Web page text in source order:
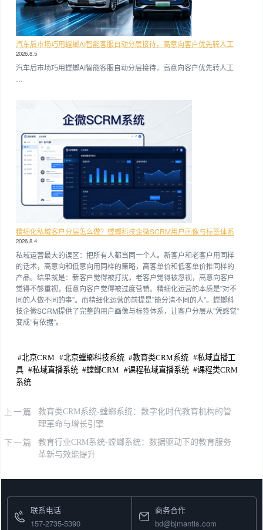
汽车后市场巧用螳螂AI智能客服自动分层接待，高意向客户优先转人工
2026.8.5
汽车后市场巧用螳螂AI智能客服自动分层接待，高意向客户优先转人工
精细化私域客户分层怎么做？螳螂科技企微SCRM用户画像与标签体系
2026.8.4
私域运营最大的误区：把所有人都当同一个人。新客户和老客户用同样
的话术，高意向和低意向用同样的策略，高客单价和低客单价推同样的
产品。结果就是：新客户觉得被打扰，老客户觉得被忽视，高意向客户
觉得不够重视，低意向客户觉得被过度营销。精细化运营的本质是”对不
同的人做不同的事”。而精细化运营的前提是”能分清不同的人”。螳螂科
技企微SCRM提供了完整的用户画像与标签体系，让客户分层从”凭感觉”
变成”有依据”。
#北京CRM #北京螳螂科技系统 #教育类CRM系统 #私域直播工
具 #私域直播系统 #螳螂CRM #课程私域直播系统 #课程类CRM
系统
上一篇
教育类CRM系统-螳螂系统：数字化时代教育机构的管
理革命与增长引擎
下一篇
教育行业CRM系统-螳螂系统：数据驱动下的教育服务
革新与效能提升
联系电话
157-2735-5390
商务合作
bd@bjmantis.com